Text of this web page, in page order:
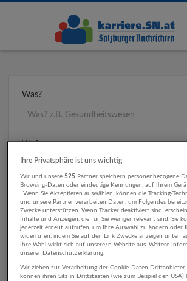
Was?
Wo?
Umkreis
Ihre Privatsphäre ist uns wichtig
Wir und unsere525 Partner speichern personenbezogene
Browsing-Daten oder eindeutige Kennungen, auf Ihrem
. Wenn Sie Akzeptieren auswählen, können die Tracking-
und unsere Partner verarbeiten Daten, um Folgendes
Zwecke unterstützen. Wenn Tracker deaktiviert sind,
Inhalte und Anzeigen, die für Sie weniger relevant sind. Sie
jederzeit erneut aufrufen, um Ihre Auswahl zu ändern oder
widerrufen, indem Sie auf den Link Zwecke anzeigen unten
Ihre Wahl wirkt sich auf unsere/n Website aus. Weitere
unserer Datenschutzerklärung.
Wir ziehen zur Verarbeitung der Cookie-Daten Drittanbieter
können ihren Sitz in Drittstaaten (wie zum Beispiel den USA)